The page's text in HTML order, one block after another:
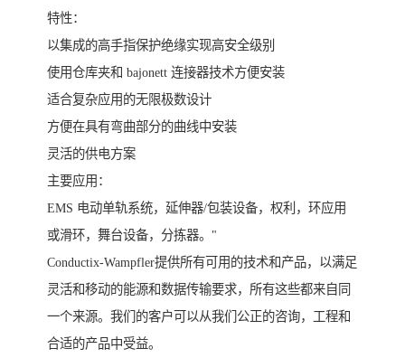
特性：
以集成的高手指保护绝缘实现高安全级别
使用仓库夹和 bajonett 连接器技术方便安装
适合复杂应用的无限极数设计
方便在具有弯曲部分的曲线中安装
灵活的供电方案
主要应用：
EMS 电动单轨系统，延伸器/包装设备，权利，环应用
或滑环，舞台设备，分拣器。"
Conductix-Wampfler提供所有可用的技术和产品，以满足
灵活和移动的能源和数据传输要求，所有这些都来自同
一个来源。我们的客户可以从我们公正的咨询，工程和
合适的产品中受益。